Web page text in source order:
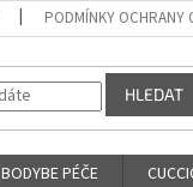
PODMÍNKY OCHRANY
HLEDAT
BODYBE PÉČE